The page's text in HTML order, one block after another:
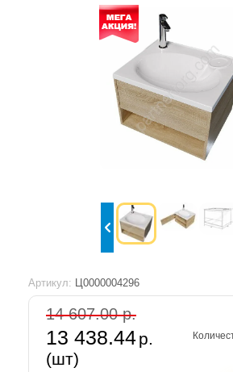
Артикул: Ц0000004296
14 607.00 р.
13 438.44р.
(шт)